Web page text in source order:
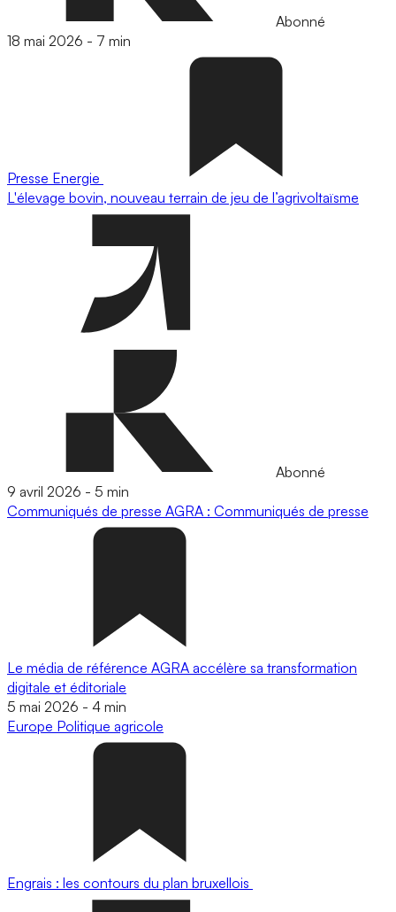
Abonné
18 mai 2026 - 7 min
Presse Energie
L'élevage bovin, nouveau terrain de jeu de l’agrivoltaïsme
Abonné
9 avril 2026 - 5 min
Communiqués de presse AGRA : Communiqués de presse
Le média de référence AGRA accélère sa transformation
digitale et éditoriale
5 mai 2026 - 4 min
Europe Politique agricole
Engrais : les contours du plan bruxellois